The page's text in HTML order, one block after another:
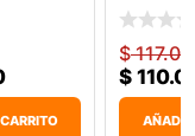
$
$
AÑADIR